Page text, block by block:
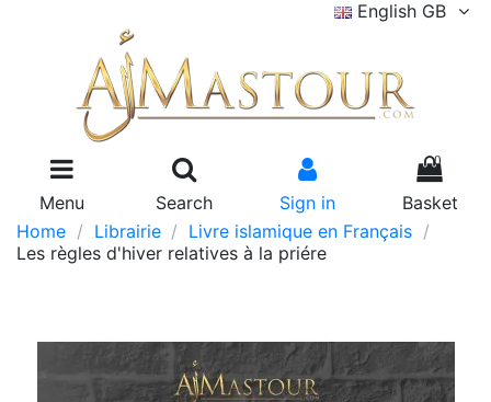
English GB
Menu Search Sign in
0
Basket
Home
Librairie
Livre islamique en Français
Les règles d'hiver relatives à la priére